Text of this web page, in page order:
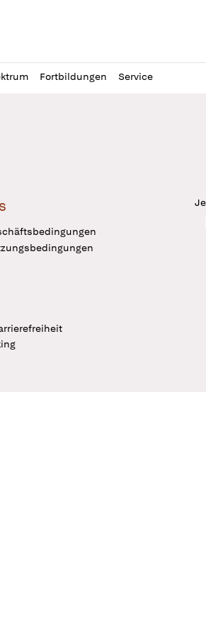
Fortbildungen Service